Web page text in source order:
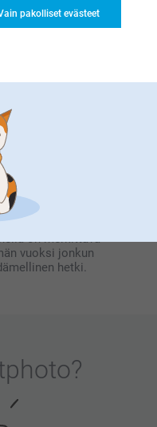
pakolliset evästeet
hänelle
vaalimaan ikuisesti,
kaason rooli
ja juuri
morsiusneidot
ja tarjoavat tukea koko
tuki ja turva. Hän
pitää asiat
henkistä tukea alusta
mutta kaaso
tai perheenjäsen,
on merkittävä
vuoksi jonkun
hetki.
?